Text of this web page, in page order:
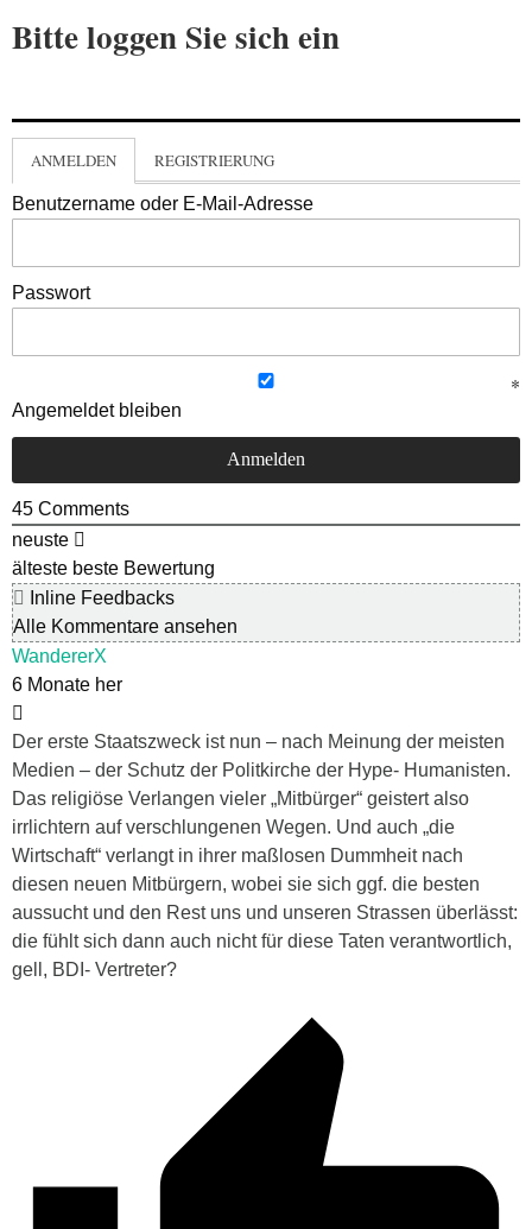
Bitte loggen Sie sich ein
ANMELDEN REGISTRIERUNG
Benutzername oder E-Mail-Adresse
Passwort
Angemeldet bleiben
45 Comments
neuste
älteste beste Bewertung
Inline Feedbacks
Alle Kommentare ansehen
WandererX
6 Monate her
Der erste Staatszweck ist nun – nach Meinung der meisten
Medien – der Schutz der Politkirche der Hype- Humanisten.
Das religiöse Verlangen vieler „Mitbürger“ geistert also
irrlichtern auf verschlungenen Wegen. Und auch „die
Wirtschaft“ verlangt in ihrer maßlosen Dummheit nach
diesen neuen Mitbürgern, wobei sie sich ggf. die besten
aussucht und den Rest uns und unseren Strassen überlässt:
die fühlt sich dann auch nicht für diese Taten verantwortlich,
gell, BDI- Vertreter?